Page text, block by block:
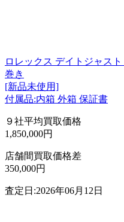
ロレックス デイトジャス
巻き
[新品未使用]
付属品:内箱 外箱 保証書
９社平均買取価格
1,850,000円
店舗間買取価格差
350,000円
査定日:2026年06月12日